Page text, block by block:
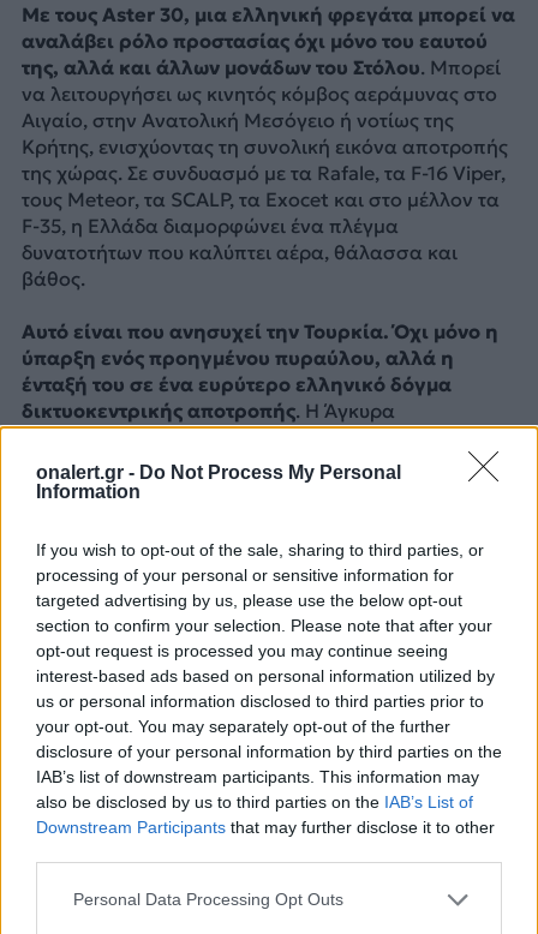
onalert.gr - Do Not Process My Personal
Information
If you wish to opt-out of the sale, sharing to third parties, or
processing of your personal or sensitive information for
targeted advertising by us, please use the below opt-out
section to confirm your selection. Please note that after your
opt-out request is processed you may continue seeing
interest-based ads based on personal information utilized by
us or personal information disclosed to third parties prior to
your opt-out. You may separately opt-out of the further
disclosure of your personal information by third parties on the
IAB’s list of downstream participants. This information may
also be disclosed by us to third parties on the IAB’s List of
Downstream Participants that may further disclose it to other
Personal Data Processing Opt Outs
Με τους Aster 30, μια ελληνική φρεγάτα μπορεί να
αναλάβει ρόλο προστασίας όχι μόνο του εαυτού
της, αλλά και άλλων μονάδων του Στόλου. Μπορεί
να λειτουργήσει ως κινητός κόμβος αεράμυνας στο
Αιγαίο, στην Ανατολική Μεσόγειο ή νοτίως της
Κρήτης, ενισχύοντας τη συνολική εικόνα αποτροπής
της χώρας. Σε συνδυασμό με τα Rafale, τα F-16 Viper,
τους Meteor, τα SCALP, τα Exocet και στο μέλλον τα
F-35, η Ελλάδα διαμορφώνει ένα πλέγμα
δυνατοτήτων που καλύπτει αέρα, θάλασσα και
βάθος.
Αυτό είναι που ανησυχεί την Τουρκία. Όχι μόνο η
ύπαρξη ενός προηγμένου πυραύλου, αλλά η
ένταξή του σε ένα ευρύτερο ελληνικό δόγμα
δικτυοκεντρικής αποτροπής. Η Άγκυρα
αντιλαμβάνεται ότι η Αθήνα δεν αγοράζει απλώς
πλατφόρμες αλλά δημιουργεί
αλληλοσυμπληρούμενες δυνατότητες, Rafale με
ναυτική αεράμυνα περιοχής, F-35 για διείσδυση και
συλλογή δεδομένων, ισραηλινά συστήματα για τον
αντιαεροπορικό θόλο, σύγχρονα όπλα stand-off και
πυραυλικά συστήματα στρατηγικού βάθους.